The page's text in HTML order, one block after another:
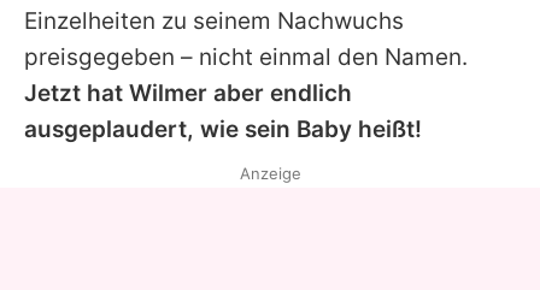
Einzelheiten zu seinem Nachwuchs
preisgegeben – nicht einmal den Namen.
Jetzt hat Wilmer aber endlich
ausgeplaudert, wie sein Baby heißt!
Anzeige